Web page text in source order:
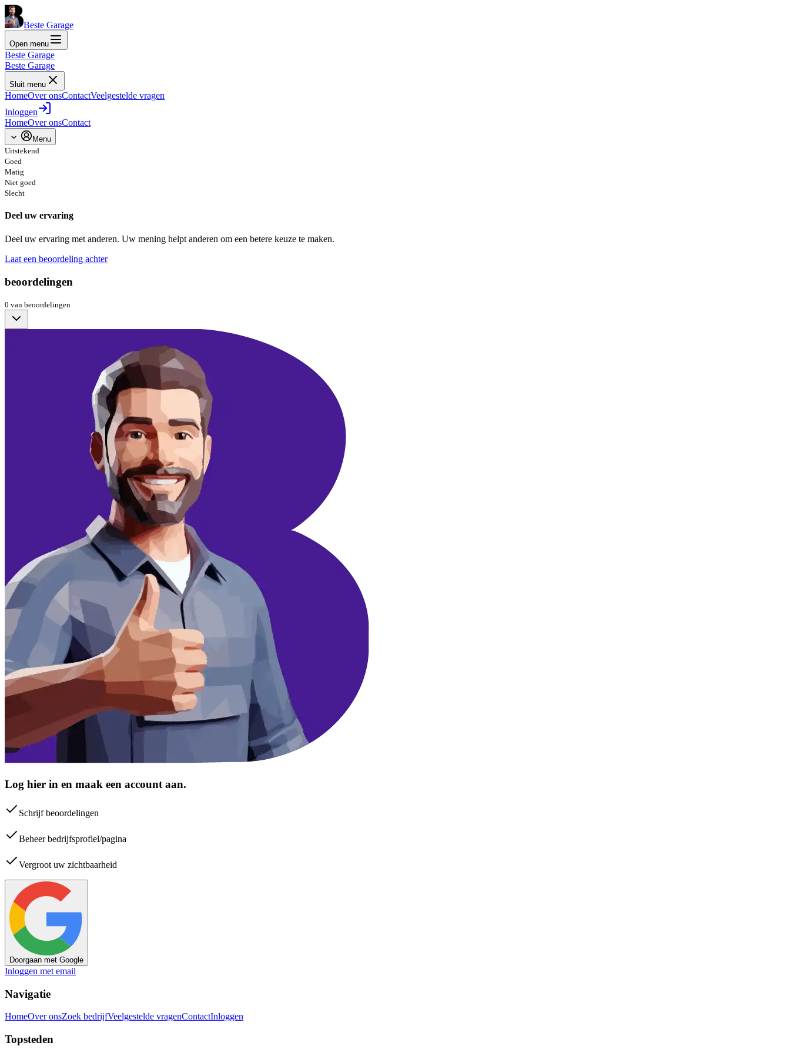
Beste Garage
Open menu
Beste Garage
Beste Garage
Sluit menu
HomeOver onsContactVeelgestelde vragen
Inloggen
HomeOver onsContact
Menu
Uitstekend
Goed
Matig
Niet goed
Slecht
Deel uw ervaring
Deel uw ervaring met anderen. Uw mening helpt anderen om een betere keuze te maken.
Laat een beoordeling achter
beoordelingen
0 van beoordelingen
Log hier in en maak een account aan.
Schrijf beoordelingen
Beheer bedrijfsprofiel/pagina
Vergroot uw zichtbaarheid
Doorgaan met Google
Inloggen met email
Navigatie
HomeOver onsZoek bedrijfVeelgestelde vragenContactInloggen
Topsteden